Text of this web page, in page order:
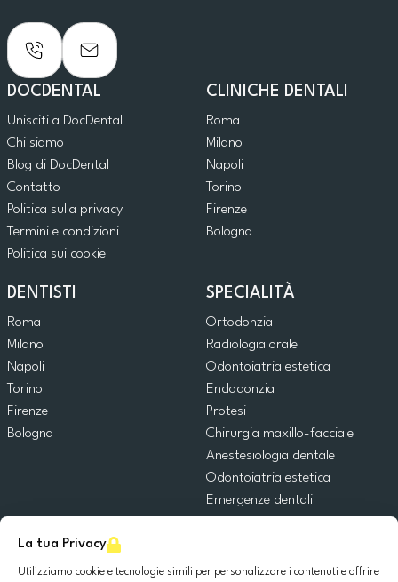
La tua Privacy
Utilizziamo cookie e tecnologie simili per personalizzare i contenuti e offrire
DOCDENTAL
Unisciti a DocDental
Chi siamo
Blog di DocDental
Contatto
Politica sulla privacy
Termini e condizioni
Politica sui cookie
CLINICHE DENTALI
Roma
Milano
Napoli
Torino
Firenze
Bologna
DENTISTI
Roma
Milano
Napoli
Torino
Firenze
Bologna
SPECIALITÀ
Ortodonzia
Radiologia orale
Odontoiatria estetica
Endodonzia
Protesi
Chirurgia maxillo-facciale
Anestesiologia dentale
Odontoiatria estetica
Emergenze dentali
Chirurgia orale